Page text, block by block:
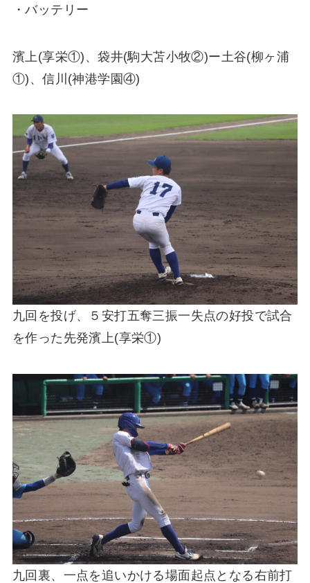
・バッテリー
濱上(享栄①)、袋井(駒大苫小牧②)ー土谷(柳ヶ浦
①)、信川(神港学園④)
九回を投げ、５安打五奪三振一失点の好投で試合
を作った先発濱上(享栄①)
九回裏、一点を追いかける場面起点となる右前打